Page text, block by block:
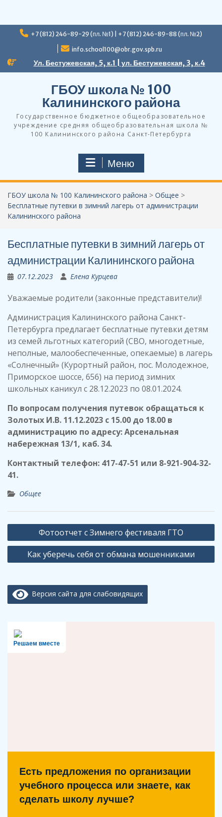
Перейти
+7 (812) 246-89-29 (пл. №1) | +7 (812) 246-89-88 (пл. №2)
info.school100@obr.gov.spb.ru
Ул. Бестужевская, 5, к.1 | ул. Бестужевская, 3, к.4
ГБОУ школа № 100
Калининского района
Государственное бюджетное общеобразовательное
учреждение средняя общеобразовательная школа №
100 Калининского района Санкт-Петербурга
Меню
ГБОУ школа № 100 Калининского района > Общее >
Бесплатные путевки в зимний лагерь от администрации
Калининского района
Бесплатные путевки в зимний лагерь от
администрации Калининского района
07.12.2023 Елена Курцева
Уважаемые родители (законные представители)!
Администрация Калининского района Санкт-
Петербурга предлагает бесплатные путевки детям
из семей льготных категорий (СВО, многодетные,
неполные, малообеспеченные, опекаемые) в лагерь
«Солнечный» (Курортный район, пос. Молодежное,
Приморское шоссе, 656) на период зимних
школьных каникул с 28.12.2023 по 08.01.2024.
По вопросам получения путевок обращаться к
Золотых И.В. 11.12.2023 с 15.00 до 18.00 в
администрацию по адресу: Арсенальная
набережная 13/1, каб. 34.
Контактный телефон: 417-47-51 или 8-921-904-32-
41.
Общее
Навигация
по
записям
Фотоотчет с Зимнего фестиваля ГТО
Как уберечь себя от обмана мошенниками
Версия сайта для слабовидящих
Решаем вместе
Есть предложения по организации
учебного процесса или знаете, как
сделать школу лучше?